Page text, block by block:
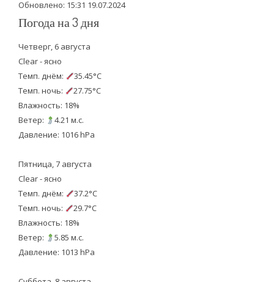
Обновлено: 15:31 19.07.2024
Погода на 3 дня
Четверг, 6 августа
Clear - ясно
Темп. днём:
35.45°C
Темп. ночь:
27.75°C
Влажность: 18%
Ветер:
4.21 м.с.
Давление: 1016 hPa
Пятница, 7 августа
Clear - ясно
Темп. днём:
37.2°C
Темп. ночь:
29.7°C
Влажность: 18%
Ветер:
5.85 м.с.
Давление: 1013 hPa